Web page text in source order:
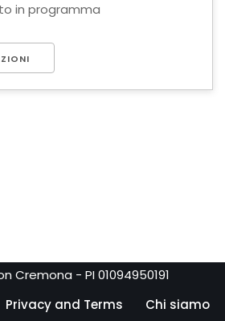
in programma
Cremona - PI 01094950191
Privacy and Terms
Chi siamo